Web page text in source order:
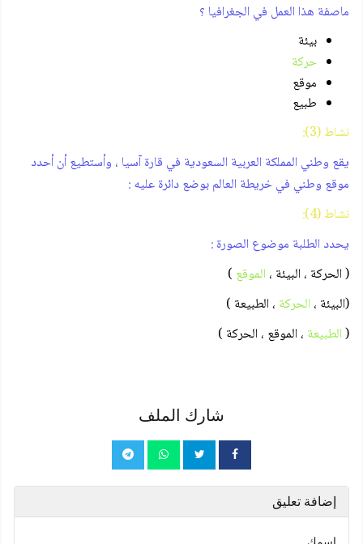
ماصفة هذا العمل في الجغرافيا ؟
بيئة
حركة
موقع
طبيع
نشاط (3):
يقع وطني المملكة العربية السعودية في قارة آسيا ، وأستطيع أن أحدد
موقع وطني في خريطة العالم بوضع دائرة عليه :
نشاط (4):
يحدد الطلبة موضوع الصورة :
( الحركة ، البيئة ، الموقع )
(البيئة ، الحركة ، الطبيعة )
(الطبيعة ، الموقع ، الحركة )
شارك الملف
إضافة تعليق